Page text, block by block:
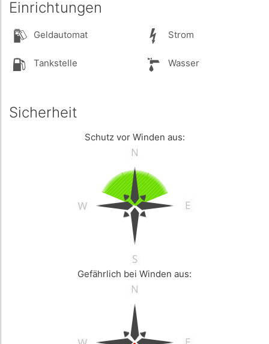
Einrichtungen
Geldautomat Strom
Tankstelle Wasser
Sicherheit
Schutz vor Winden aus:
Gefährlich bei Winden aus: